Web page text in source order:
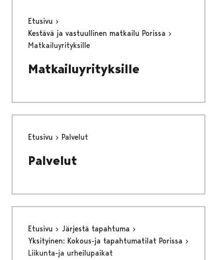
Etusivu
Kestävä ja vastuullinen matkailu Porissa
Matkailuyrityksille
Matkailuyrityksille
Etusivu Palvelut
Palvelut
Etusivu
Järjestä tapahtuma
Yksityinen: Kokous-ja tapahtumatilat Porissa
Liikunta-ja urheilupaikat